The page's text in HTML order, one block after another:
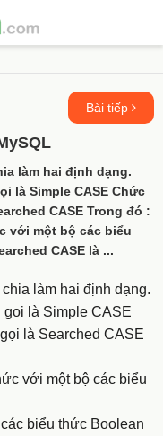
Bài tiếp
làm hai định dạng.
là Simple CASE Chức
CASE Trong đó :
với một bộ các biểu
CASE là ...
làm hai định dạng.
là Simple CASE
là Searched CASE
với một bộ các biểu
biểu thức Boolean